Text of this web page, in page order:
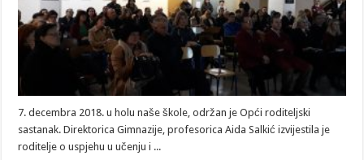
7. decembra 2018. u holu naše škole, održan je Opći roditeljski
sastanak. Direktorica Gimnazije, profesorica Aida Salkić izvijestila je
roditelje o uspjehu u učenju i ...